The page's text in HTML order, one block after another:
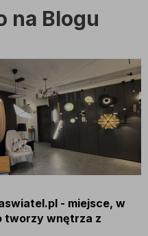
na Blogu
- miejsce, w
tworzy wnętrza z